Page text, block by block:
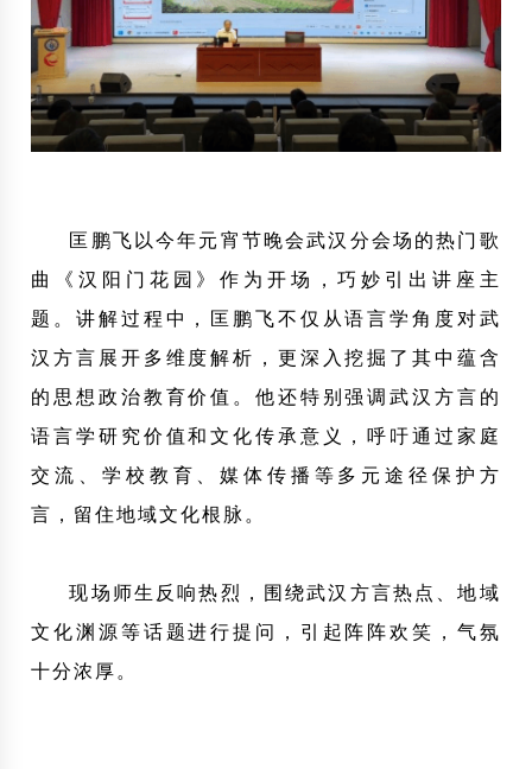
匡鹏飞以今年元宵节晚会武汉分会场的热门歌
曲《汉阳门花园》作为开场，巧妙引出讲座主
题。讲解过程中，匡鹏飞不仅从语言学角度对武
汉方言展开多维度解析，更深入挖掘了其中蕴含
的思想政治教育价值。他还特别强调武汉方言的
语言学研究价值和文化传承意义，呼吁通过家庭
交流、学校教育、媒体传播等多元途径保护方
言，留住地域文化根脉。
现场师生反响热烈，围绕武汉方言热点、地域
文化渊源等话题进行提问，引起阵阵欢笑，气氛
十分浓厚。